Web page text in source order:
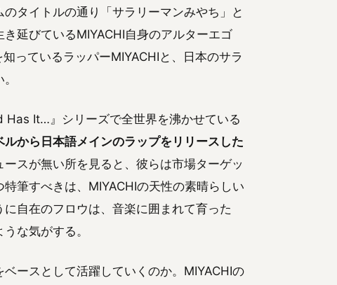
タイトルの通り「サラリーマンみやち」と
延びているMIYACHI自身のアルターエゴ
っているラッパーMIYACHIと、日本のサラ
It…』シリーズで全世界を沸かせている
ルから日本語メインのラップをリリースした
スが無い所を見ると、彼らは市場ターゲッ
筆すべきは、MIYACHIの天性の素晴らしい
自在のフロウは、音楽に囲まれて育った
な気がする。
ースとして活躍していくのか。MIYACHIの